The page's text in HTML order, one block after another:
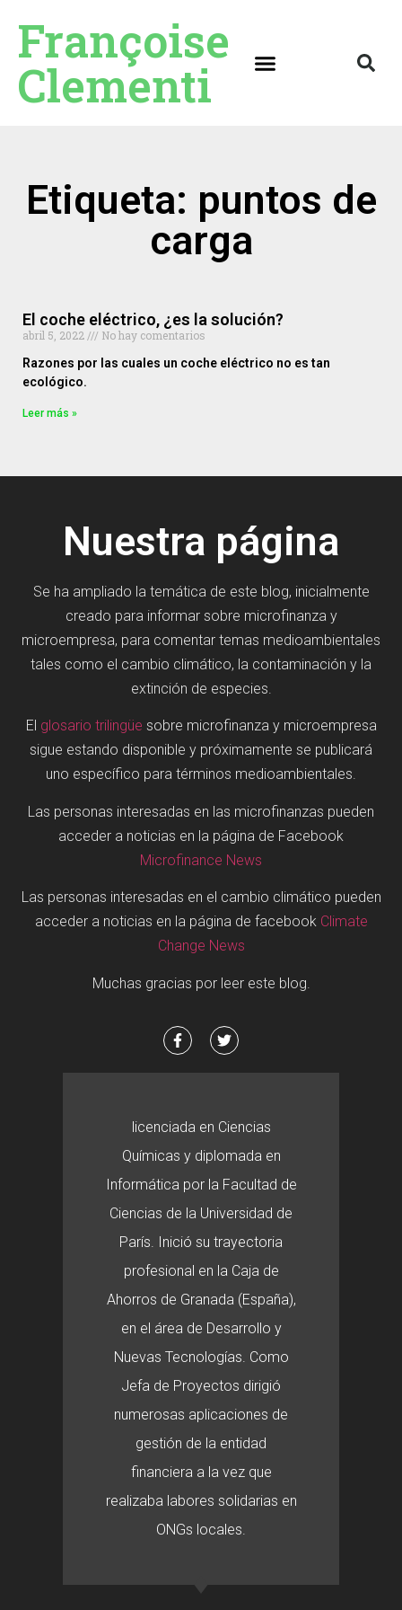
Françoise
Clementi
Etiqueta: puntos de
carga
El coche eléctrico, ¿es la solución?
abril 5, 2022
No hay comentarios
Razones por las cuales un coche eléctrico no es tan
ecológico.
Leer más »
Nuestra página
Se ha ampliado la temática de este blog, inicialmente
creado para informar sobre microfinanza y
microempresa, para comentar temas medioambientales
tales como el cambio climático, la contaminación y la
extinción de especies.
El glosario trilingüe sobre microfinanza y microempresa
sigue estando disponible y próximamente se publicará
uno específico para términos medioambientales.
Las personas interesadas en las microfinanzas pueden
acceder a noticias en la página de Facebook
Microfinance News
Las personas interesadas en el cambio climático pueden
acceder a noticias en la página de facebook Climate
Change News
Muchas gracias por leer este blog.
licenciada en Ciencias
Químicas y diplomada en
Informática por la Facultad de
Ciencias de la Universidad de
París. Inició su trayectoria
profesional en la Caja de
Ahorros de Granada (España),
en el área de Desarrollo y
Nuevas Tecnologías. Como
Jefa de Proyectos dirigió
numerosas aplicaciones de
gestión de la entidad
financiera a la vez que
realizaba labores solidarias en
ONGs locales.